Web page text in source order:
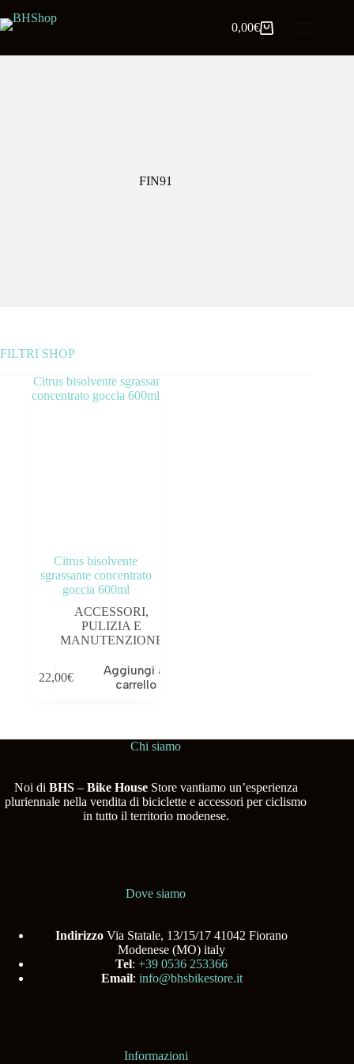
0,00€
FIN91
FILTRI SHOP
OUTLET
Citrus bisolvente
sgrassante concentrato
goccia 600ml
ACCESSORI,
PULIZIA E
MANUTENZIONE
22,00€
Aggiungi al
carrello
Chi siamo
Noi di BHS– Bike HouseStore vantiamo un’esperienza
pluriennale nella vendita di biciclette e accessori per ciclismo
in tutto il territorio modenese.
Dove siamo
Indirizzo Via Statale, 13/15/17 41042 Fiorano
Modenese (MO) italy
Tel:+39 0536 253366
Email: info@bhsbikestore.it
Informazioni